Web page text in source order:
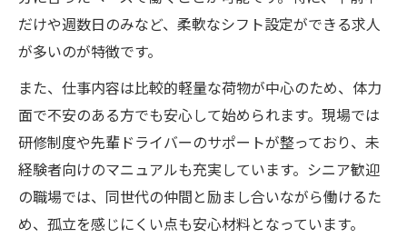
体力に自信がなくても安心の配送ドライバー生
活
体力に自信がなくても軽貨物配送が選ばれ
る理由
軽貨物配送がシニアに安心な仕事内容の工
夫
短距離や軽量中心の配送で無理なく続けら
れる
だけや週数日のみなど、柔軟なシフト設定ができる求人
が多いのが特徴です。
また、仕事内容は比較的軽量な荷物が中心のため、体力
面で不安のある方でも安心して始められます。現場では
研修制度や先輩ドライバーのサポートが整っており、未
経験者向けのマニュアルも充実しています。シニア歓迎
の職場では、同世代の仲間と励まし合いながら働けるた
め、孤立を感じにくい点も安心材料となっています。